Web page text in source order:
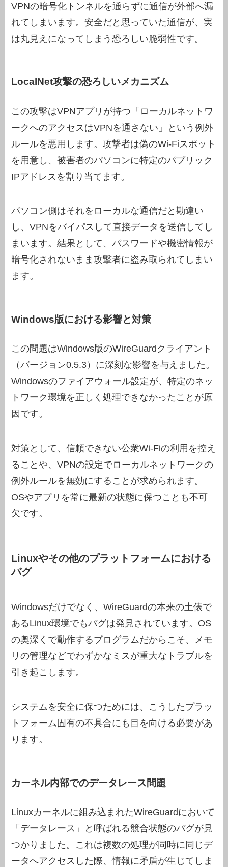
VPNの暗号化トンネルを通らずに通信が外部へ漏
れてしまいます。安全だと思っていた通信が、実
は丸見えになってしまう恐ろしい脆弱性です。
LocalNet攻撃の恐ろしいメカニズム
この攻撃はVPNアプリが持つ「ローカルネットワ
ークへのアクセスはVPNを通さない」という例外
ルールを悪用します。攻撃者は偽のWi-Fiスポット
を用意し、被害者のパソコンに特定のパブリック
IPアドレスを割り当てます。
パソコン側はそれをローカルな通信だと勘違い
し、VPNをバイパスして直接データを送信してし
まいます。結果として、パスワードや機密情報が
暗号化されないまま攻撃者に盗み取られてしまい
ます。
Windows版における影響と対策
この問題はWindows版のWireGuardクライアント
（バージョン0.5.3）に深刻な影響を与えました。
Windowsのファイアウォール設定が、特定のネッ
トワーク環境を正しく処理できなかったことが原
因です。
対策として、信頼できない公衆Wi-Fiの利用を控え
ることや、VPNの設定でローカルネットワークの
例外ルールを無効にすることが求められます。
OSやアプリを常に最新の状態に保つことも不可
欠です。
Linuxやその他のプラットフォームにおける
バグ
Windowsだけでなく、WireGuardの本来の土俵で
あるLinux環境でもバグは発見されています。OS
の奥深くで動作するプログラムだからこそ、メモ
リの管理などでわずかなミスが重大なトラブルを
引き起こします。
システムを安全に保つためには、こうしたプラッ
トフォーム固有の不具合にも目を向ける必要があ
ります。
カーネル内部でのデータレース問題
Linuxカーネルに組み込まれたWireGuardにおいて
「データレース」と呼ばれる競合状態のバグが見
つかりました。これは複数の処理が同時に同じデ
ータへアクセスした際、情報に矛盾が生じてしま